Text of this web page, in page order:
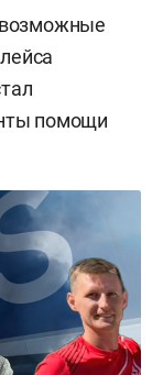
помощи